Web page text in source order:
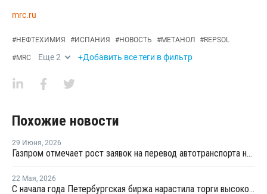
mrc.ru
#НЕФТЕХИМИЯ #ИСПАНИЯ #НОВОСТЬ #МЕТАНОЛ #REPSOL
#MRC Еще2 +Добавить все теги в фильтр
Похожие новости
29 Июня, 2026
Газпром отмечает рост заявок на перевод автотранспорта на метан
22 Мая, 2026
С начала года Петербургская биржа нарастила торги высокооктановыми добавками на 24 – 40%